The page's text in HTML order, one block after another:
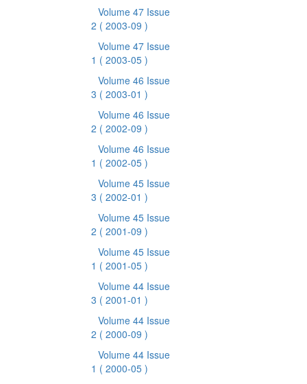
Volume 47 Issue
2 ( 2003-09 )
Volume 47 Issue
1 ( 2003-05 )
Volume 46 Issue
3 ( 2003-01 )
Volume 46 Issue
2 ( 2002-09 )
Volume 46 Issue
1 ( 2002-05 )
Volume 45 Issue
3 ( 2002-01 )
Volume 45 Issue
2 ( 2001-09 )
Volume 45 Issue
1 ( 2001-05 )
Volume 44 Issue
3 ( 2001-01 )
Volume 44 Issue
2 ( 2000-09 )
Volume 44 Issue
1 ( 2000-05 )